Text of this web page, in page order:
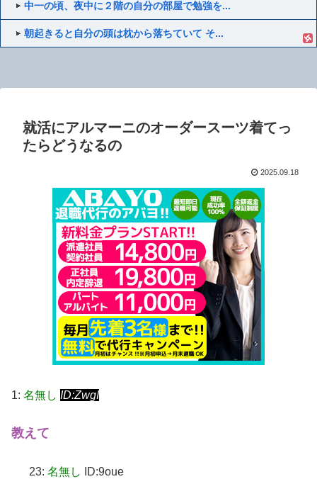
中一の頃、夜中に２階の自分の部屋で勉強を...
朝起きると自分の頭は枕から落ちていて そ...
就活にアルマーニのオーダースーツ着てっ
たらどうなるの
2025.09.18
1: 名無し ID:ZwgI
教えて
23: 名無し ID:9oue